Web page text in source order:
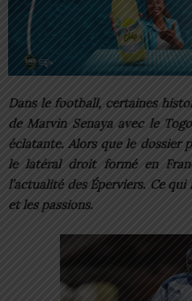
Dans le football, certaines
de Marvin Senaya avec le
éclatante. Alors que le dossier
le latéral droit formé en
l’actualité des Éperviers. Ce
et les passions.